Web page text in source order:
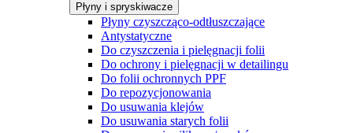
Płyny i spryskiwacze
Płyny czyszcząco-odtłuszczające
Antystatyczne
Do czyszczenia i pielęgnacji folii
Do ochrony i pielęgnacji w detailingu
Do folii ochronnych PPF
Do repozycjonowania
Do usuwania klejów
Do usuwania starych folii